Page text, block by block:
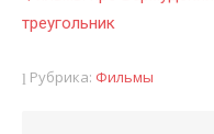
треугольник
Рубрика: Фильмы